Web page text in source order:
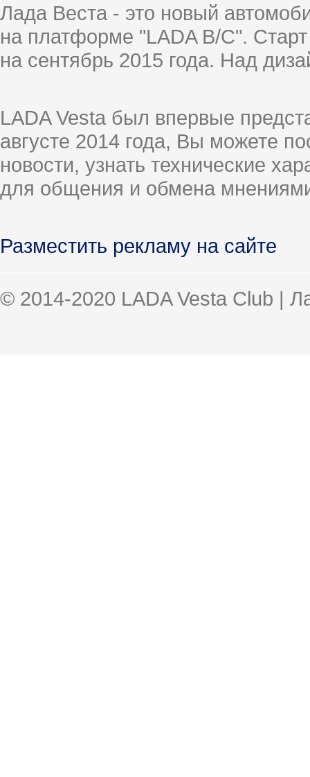
Лада Веста - это новый
на платформе "LADA B/C".
на сентябрь 2015 года. Над
LADA Vesta был впервые
августе 2014 года, Вы можете
новости, узнать технические
для общения и обмена
Разместить рекламу на сайте
© 2014-2020 LADA Vesta Club |